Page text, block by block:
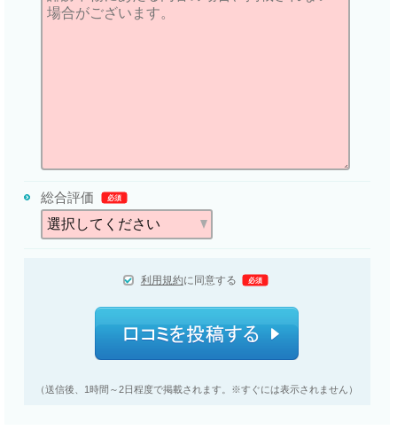
総合評価 必須
利用規約に同意する 必須
（送信後、1時間～2日程度で掲載されます。※すぐには表示されません）